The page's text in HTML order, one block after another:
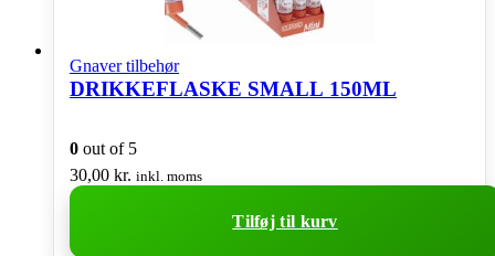
Gnaver tilbehør
DRIKKEFLASKE SMALL 150ML
0 out of 5
30,00 kr. inkl. moms
Tilføj til kurv